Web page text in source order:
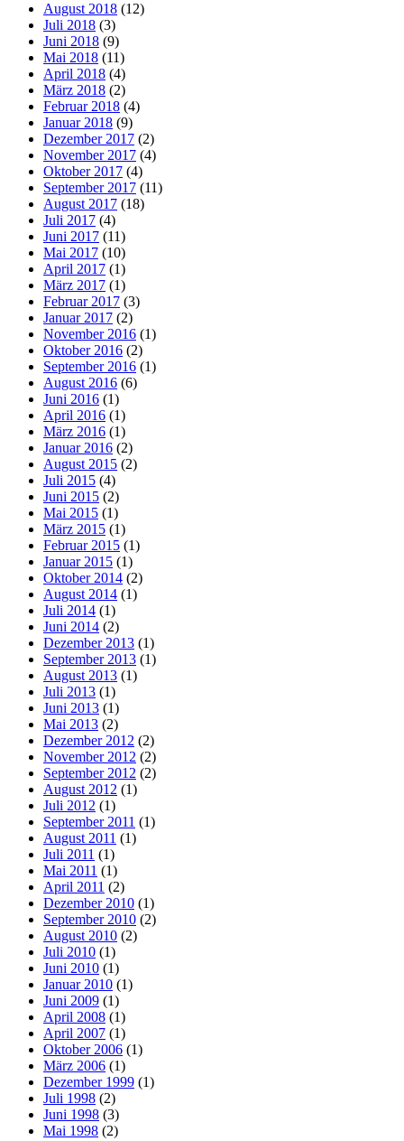
August 2018 (12)
Juli 2018 (3)
Juni 2018 (9)
Mai 2018 (11)
April 2018 (4)
März 2018 (2)
Februar 2018 (4)
Januar 2018 (9)
Dezember 2017 (2)
November 2017 (4)
Oktober 2017 (4)
September 2017 (11)
August 2017 (18)
Juli 2017 (4)
Juni 2017 (11)
Mai 2017 (10)
April 2017 (1)
März 2017 (1)
Februar 2017 (3)
Januar 2017 (2)
November 2016 (1)
Oktober 2016 (2)
September 2016 (1)
August 2016 (6)
Juni 2016 (1)
April 2016 (1)
März 2016 (1)
Januar 2016 (2)
August 2015 (2)
Juli 2015 (4)
Juni 2015 (2)
Mai 2015 (1)
März 2015 (1)
Februar 2015 (1)
Januar 2015 (1)
Oktober 2014 (2)
August 2014 (1)
Juli 2014 (1)
Juni 2014 (2)
Dezember 2013 (1)
September 2013 (1)
August 2013 (1)
Juli 2013 (1)
Juni 2013 (1)
Mai 2013 (2)
Dezember 2012 (2)
November 2012 (2)
September 2012 (2)
August 2012 (1)
Juli 2012 (1)
September 2011 (1)
August 2011 (1)
Juli 2011 (1)
Mai 2011 (1)
April 2011 (2)
Dezember 2010 (1)
September 2010 (2)
August 2010 (2)
Juli 2010 (1)
Juni 2010 (1)
Januar 2010 (1)
Juni 2009 (1)
April 2008 (1)
April 2007 (1)
Oktober 2006 (1)
März 2006 (1)
Dezember 1999 (1)
Juli 1998 (2)
Juni 1998 (3)
Mai 1998 (2)